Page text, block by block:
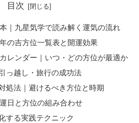
目次
｜九星気学で読み解く運気の流れ
の吉方位一覧表と開運効果
レンダー｜いつ・どの方位が最適か
っ越し・旅行の成功法
処法｜避けるべき方位と時期
日と方位の組み合わせ
する実践テクニック